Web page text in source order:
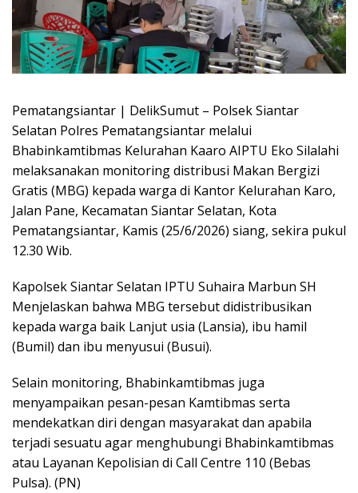
Pematangsiantar | DelikSumut – Polsek Siantar
Selatan Polres Pematangsiantar melalui
Bhabinkamtibmas Kelurahan Kaaro AIPTU Eko Silalahi
melaksanakan monitoring distribusi Makan Bergizi
Gratis (MBG) kepada warga di Kantor Kelurahan Karo,
Jalan Pane, Kecamatan Siantar Selatan, Kota
Pematangsiantar, Kamis (25/6/2026) siang, sekira pukul
12.30 Wib.
Kapolsek Siantar Selatan IPTU Suhaira Marbun SH
Menjelaskan bahwa MBG tersebut didistribusikan
kepada warga baik Lanjut usia (Lansia), ibu hamil
(Bumil) dan ibu menyusui (Busui).
Selain monitoring, Bhabinkamtibmas juga
menyampaikan pesan-pesan Kamtibmas serta
mendekatkan diri dengan masyarakat dan apabila
terjadi sesuatu agar menghubungi Bhabinkamtibmas
atau Layanan Kepolisian di Call Centre 110 (Bebas
Pulsa). (PN)